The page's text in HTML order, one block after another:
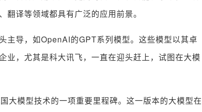
译等领域都具有广泛的应用前景。
主导，如OpenAI的GPT系列模型。这些模型以其卓
业，尤其是科大讯飞，一直在迎头赶上，试图在大模
大模型技术的一项重要里程碑。这一版本的大模型在